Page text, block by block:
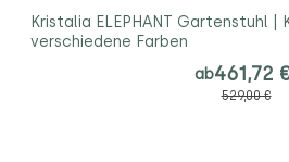
Kristalia ELEPHANT Gartenstuhl |
verschiedene Farben
ab461,72
529,00 €